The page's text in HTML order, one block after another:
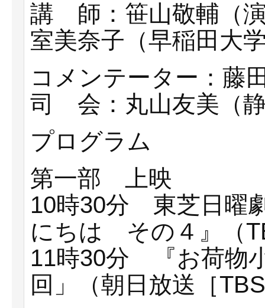
講 師：笹山敬輔（
室美奈子（早稲田大
コメンテーター：藤
司 会：丸山友美（
プログラム
第一部 上映
10時30分 東芝日曜
にちは その４』（
11時30分 『お荷物
回」（朝日放送［